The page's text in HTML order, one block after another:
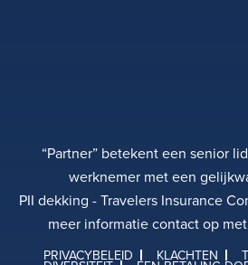
“Partner” betekent een senior
werknemer met een
PII dekking - Travelers Insurance
meer informatie contact op
PRIVACYBELEID KLACHTEN